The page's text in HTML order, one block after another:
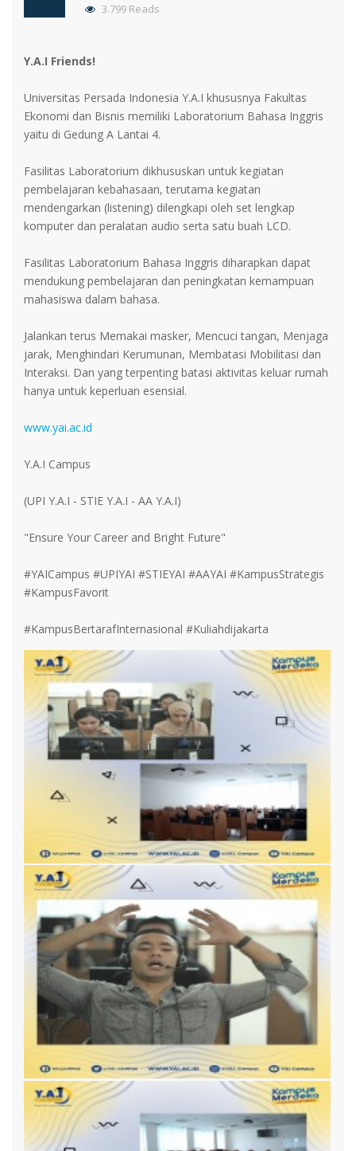
3.799 Reads
Y.A.I Friends!
Universitas Persada Indonesia Y.A.I khususnya Fakultas
Ekonomi dan Bisnis memiliki Laboratorium Bahasa Inggris
yaitu di Gedung A Lantai 4.
Fasilitas Laboratorium dikhususkan untuk kegiatan
pembelajaran kebahasaan, terutama kegiatan
mendengarkan (listening) dilengkapi oleh set lengkap
komputer dan peralatan audio serta satu buah LCD.
Fasilitas Laboratorium Bahasa Inggris diharapkan dapat
mendukung pembelajaran dan peningkatan kemampuan
mahasiswa dalam bahasa.
Jalankan terus Memakai masker, Mencuci tangan, Menjaga
jarak, Menghindari Kerumunan, Membatasi Mobilitasi dan
Interaksi. Dan yang terpenting batasi aktivitas keluar rumah
hanya untuk keperluan esensial.
www.yai.ac.id
Y.A.I Campus
(UPI Y.A.I - STIE Y.A.I - AA Y.A.I)
"Ensure Your Career and Bright Future"
#YAICampus #UPIYAI #STIEYAI #AAYAI #KampusStrategis
#KampusFavorit
#KampusBertarafInternasional #Kuliahdijakarta